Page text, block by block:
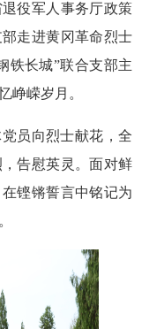
役军人事务厅政策
走进黄冈革命烈士
铁长城”联合支部主
峥嵘岁月。
员向烈士献花，全
告慰英灵。面对鲜
铿锵誓言中铭记为